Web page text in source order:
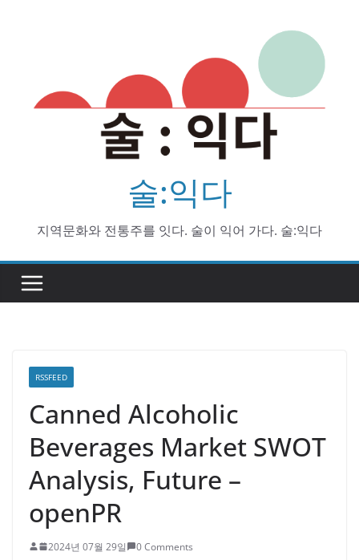
술:익다
지역문화와 전통주를 잇다. 술이 익어 가다. 술:익다
RSSFEED
Canned Alcoholic
Beverages Market SWOT
Analysis, Future –
openPR
2024년 07월 29일 0 Comments